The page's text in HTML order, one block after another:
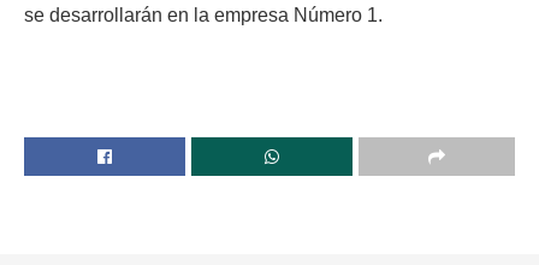
se desarrollarán en la empresa Número 1.